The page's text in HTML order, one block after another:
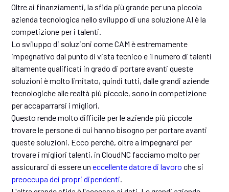
Oltre ai finanziamenti, la sfida più grande per una piccola
azienda tecnologica nello sviluppo di una soluzione AI è la
competizione per i talenti.
Lo sviluppo di soluzioni come CAM è estremamente
impegnativo dal punto di vista tecnico e il numero di talenti
altamente qualificati in grado di portare avanti queste
soluzioni è molto limitato, quindi tutti, dalle grandi aziende
tecnologiche alle realtà più piccole, sono in competizione
per accaparrarsi i migliori.
Questo rende molto difficile per le aziende più piccole
trovare le persone di cui hanno bisogno per portare avanti
queste soluzioni. Ecco perché, oltre a impegnarci per
trovare i migliori talenti, in CloudNC facciamo molto per
assicurarci di essere uneccellente datore di lavoro che si
preoccupa dei propri dipendenti.